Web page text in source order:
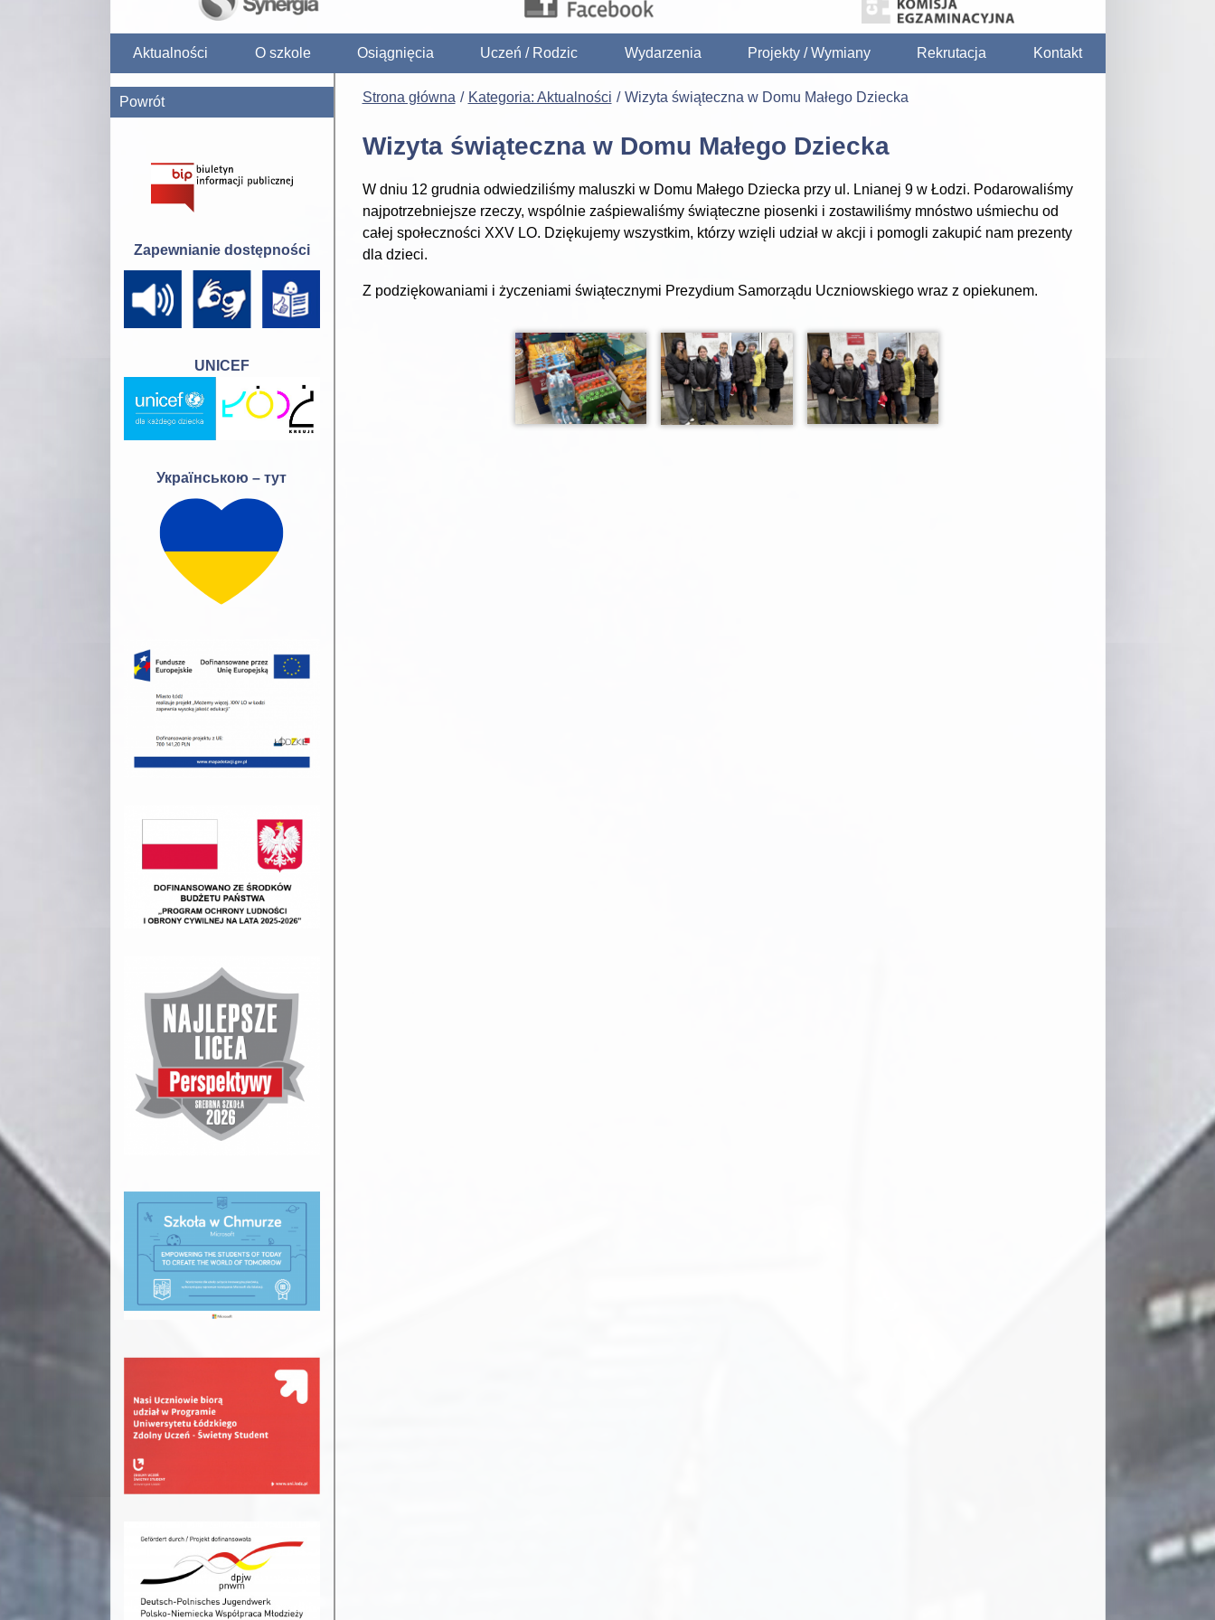
Aktualności O szkole Osiągnięcia Uczeń / Rodzic Wydarzenia Projekty / Wymiany Rekrutacja Kontakt
Strona główna Kategoria: Aktualności Wizyta świąteczna w Domu Małego Dziecka
Wizyta świąteczna w Domu Małego Dziecka
W dniu 12 grudnia odwiedziliśmy maluszki w Domu Małego Dziecka przy ul. Lnianej 9 w Łodzi. Podarowaliśmy
najpotrzebniejsze rzeczy, wspólnie zaśpiewaliśmy świąteczne piosenki i zostawiliśmy mnóstwo uśmiechu od
całej społeczności XXV LO. Dziękujemy wszystkim, którzy wzięli udział w akcji i pomogli zakupić nam prezenty
dla dzieci.
Z podziękowaniami i życzeniami świątecznymi Prezydium Samorządu Uczniowskiego wraz z opiekunem.
Powrót
Zapewnianie dostępności
UNICEF
Українською – тут